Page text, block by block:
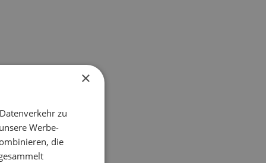
×
zu
Werbe-
die